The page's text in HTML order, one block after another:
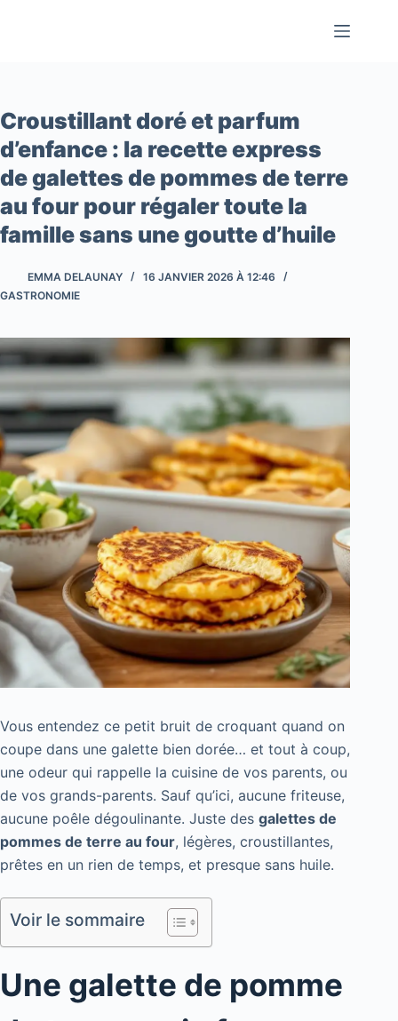
Croustillant doré et parfum
d’enfance : la recette express
de galettes de pommes de terre
au four pour régaler toute la
famille sans une goutte d’huile
EMMA DELAUNAY
16 JANVIER 2026 À 12:46
GASTRONOMIE
Vous entendez ce petit bruit de croquant quand on
coupe dans une galette bien dorée… et tout à coup,
une odeur qui rappelle la cuisine de vos parents, ou
de vos grands-parents. Sauf qu’ici, aucune friteuse,
aucune poêle dégoulinante. Juste des galettes de
pommes de terre au four, légères, croustillantes,
prêtes en un rien de temps, et presque sans huile.
Voir le sommaire
Une galette de pomme